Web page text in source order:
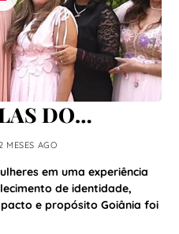
DO
10 ANOS
DE
FEMININA
MESES AGO
em uma experiência
de identidade,
e propósito Goiânia foi